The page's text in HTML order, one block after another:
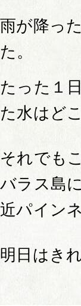
雨が降っ
た。
たった１
た水はど
それでも
バラス島
近パイン
明日はき